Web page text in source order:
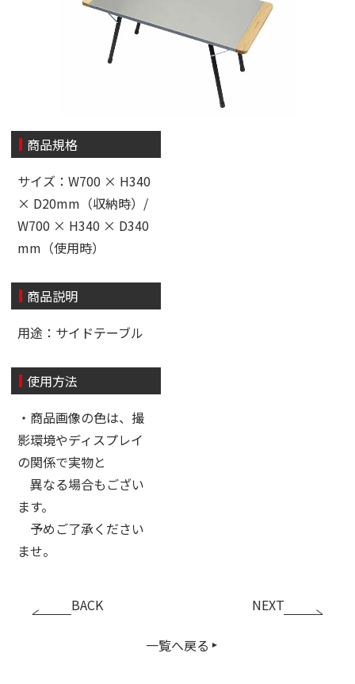
商品規格
サイズ：W700 × H340
× D20mm（収納時）/
W700 × H340 × D340
mm（使用時）
商品説明
用途：サイドテーブル
使用方法
・商品画像の色は、撮
影環境やディスプレイ
の関係で実物と
異なる場合もござい
ます。
予めご了承ください
ませ。
BACK
一覧へ戻る
NEXT